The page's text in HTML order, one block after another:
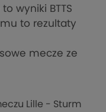
wyniki BTTS
to rezultaty
mecze ze
Lille - Sturm